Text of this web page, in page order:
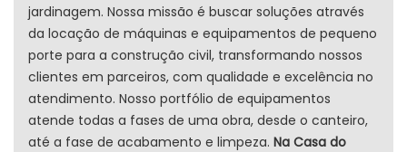
jardinagem. Nossa missão é buscar soluções através
da locação de máquinas e equipamentos de pequeno
porte para a construção civil, transformando nossos
clientes em parceiros, com qualidade e excelência no
atendimento. Nosso portfólio de equipamentos
atende todas a fases de uma obra, desde o canteiro,
até a fase de acabamento e limpeza. Na Casa do